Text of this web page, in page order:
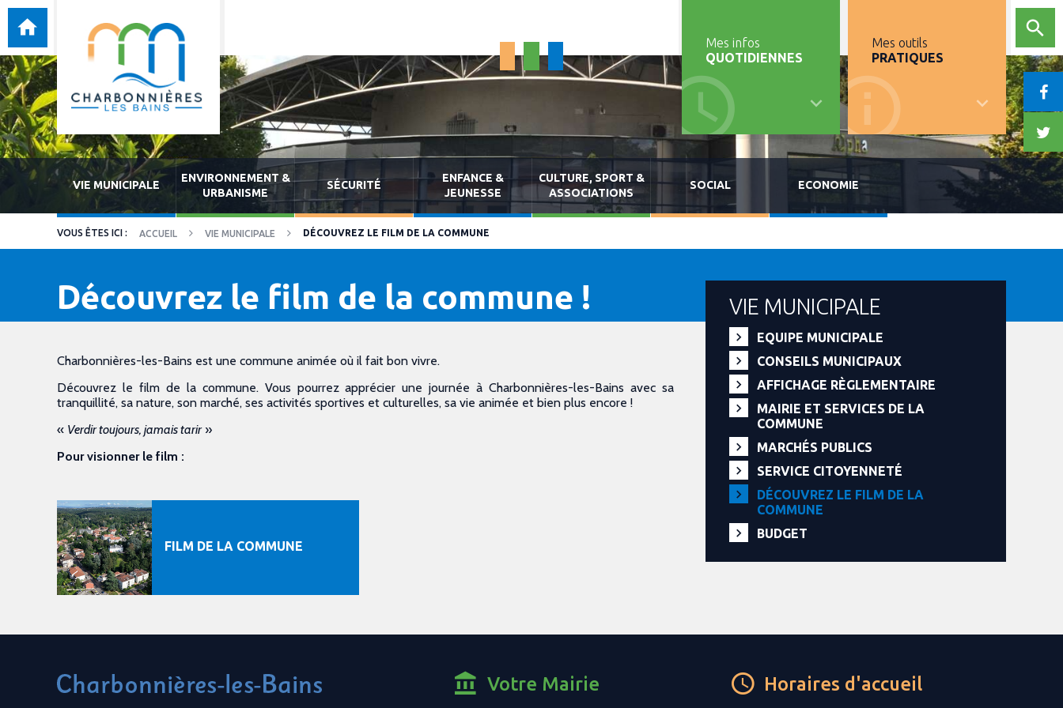
Mes infos
QUOTIDIENNES
Mes outils
PRATIQUES
VIE MUNICIPALE
ENVIRONNEMENT &
URBANISME
SÉCURITÉ
ENFANCE &
JEUNESSE
CULTURE, SPORT &
ASSOCIATIONS
SOCIAL ECONOMIE
ACCUEIL VIE MUNICIPALE DÉCOUVREZ LE FILM DE LA COMMUNE
Découvrez le film de la commune !
Charbonnières-les-Bains est une commune animée où il fait bon vivre.
Découvrez le film de la commune. Vous pourrez apprécier une journée à Charbonnières-les-Bains avec sa
tranquillité, sa nature, son marché, ses activités sportives et culturelles, sa vie animée et bien plus encore !
« Verdir toujours, jamais tarir»
Pour visionner le film :
FILM DE LA COMMUNE
VIE MUNICIPALE
EQUIPE MUNICIPALE
CONSEILS MUNICIPAUX
AFFICHAGE RÈGLEMENTAIRE
MAIRIE ET SERVICES DE LA
COMMUNE
MARCHÉS PUBLICS
SERVICE CITOYENNETÉ
DÉCOUVREZ LE FILM DE LA
COMMUNE
BUDGET
Votre Mairie Horaires d'accueil